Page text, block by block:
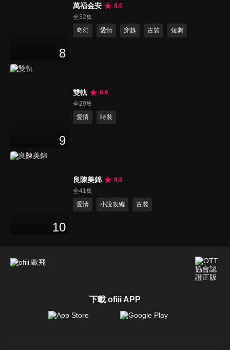
8
萬福金安
8.6
全32集
奇幻
愛情 穿越 古裝 短劇
9
雙軌
8.6
全29集
愛情
時裝
10
良陳美錦
8.8
全41集
愛情
小說改編 古裝
下載 ofiii APP